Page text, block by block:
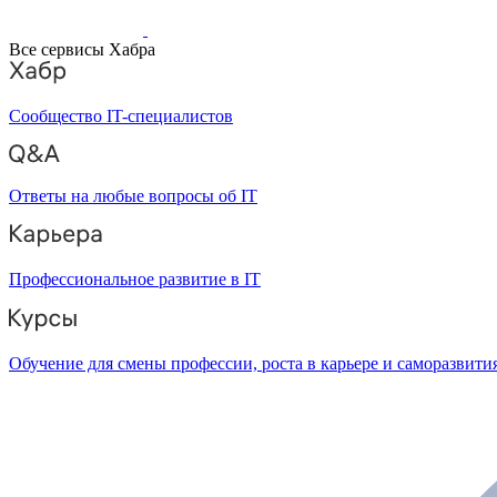
Все сервисы Хабра
Сообщество IT-специалистов
Ответы на любые вопросы об IT
Профессиональное развитие в IT
Обучение для смены профессии, роста в карьере и